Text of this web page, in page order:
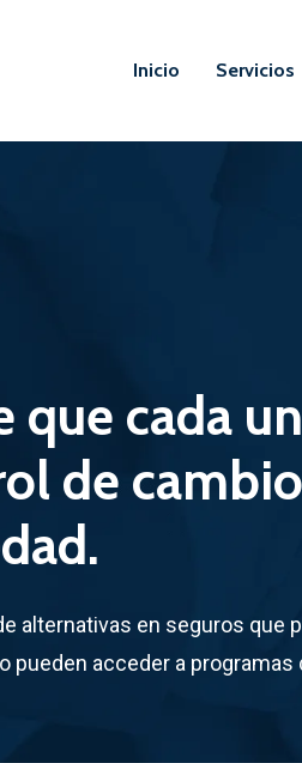
Inicio Servicios
que cada
de cambio
alternativas en seguros que
acceder a programas